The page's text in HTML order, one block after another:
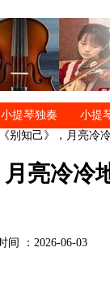
小提琴独奏
小提
别知己》，月亮冷
亮冷冷
间 ：2026-06-03